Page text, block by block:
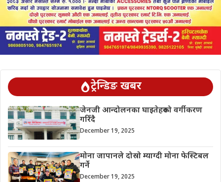
ट्रेन्डिङ खबर
जेनजी आन्दोलनका घाइतेहरूको वर्गीकरण
गरिँदै
December 19, 2025
मोना जापानले दोस्रो म्याग्दी मोना फेस्टिबल
गर्ने
December 19, 2025